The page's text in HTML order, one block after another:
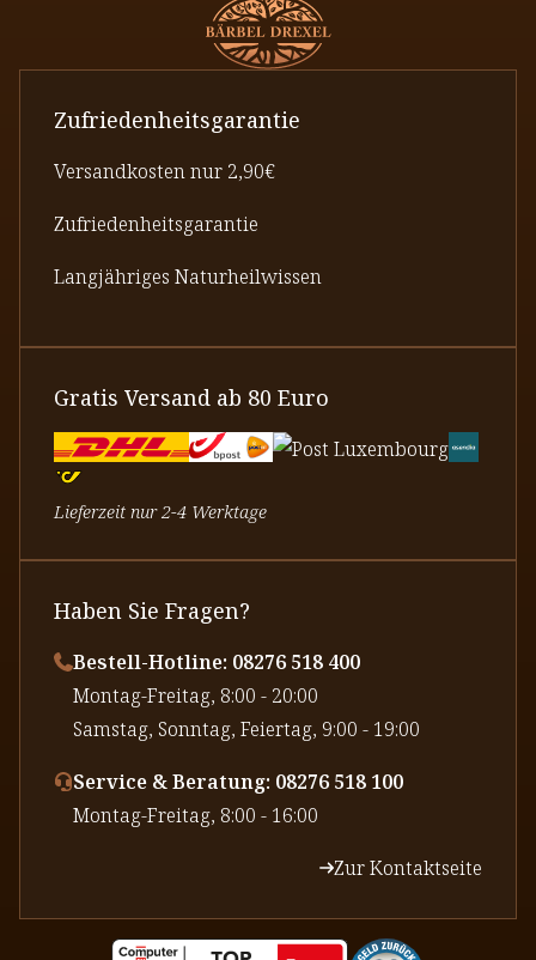
Zufriedenheitsgarantie
Versandkosten nur 2,90€
Zufriedenheitsgarantie
Langjähriges Naturheilwissen
Gratis Versand ab 80 Euro
Lieferzeit nur 2-4 Werktage
Haben Sie Fragen?
Bestell-Hotline: 08276 518 400
⁠Montag-Freitag, 8:00 - 20:00
⁠Samstag, Sonntag, Feiertag, 9:00 - 19:00
Service & Beratung: 08276 518 100
⁠Montag-Freitag, 8:00 - 16:00
Zur Kontaktseite